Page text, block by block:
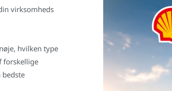
virksomheds
hvilken type
forskellige